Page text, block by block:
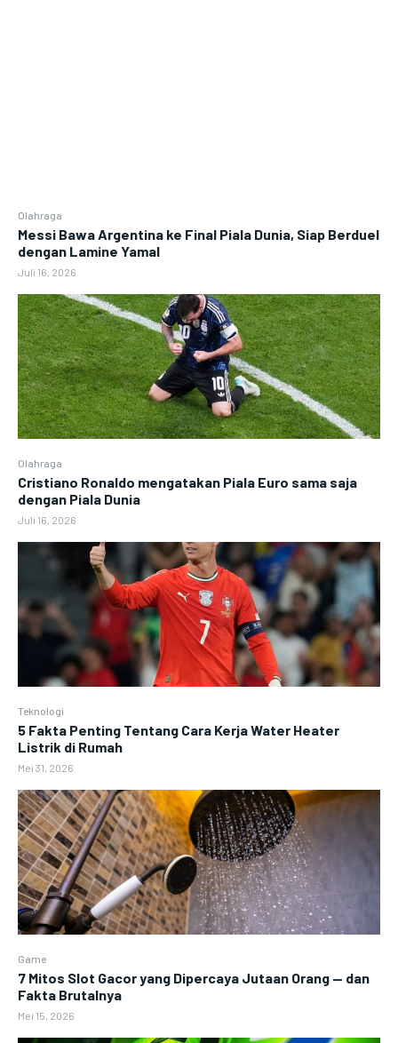
Olahraga
Messi Bawa Argentina ke Final Piala Dunia, Siap Berduel
dengan Lamine Yamal
Juli 16, 2026
Olahraga
Cristiano Ronaldo mengatakan Piala Euro sama saja
dengan Piala Dunia
Juli 16, 2026
Teknologi
5 Fakta Penting Tentang Cara Kerja Water Heater
Listrik di Rumah
Mei 31, 2026
Game
7 Mitos Slot Gacor yang Dipercaya Jutaan Orang — dan
Fakta Brutalnya
Mei 15, 2026